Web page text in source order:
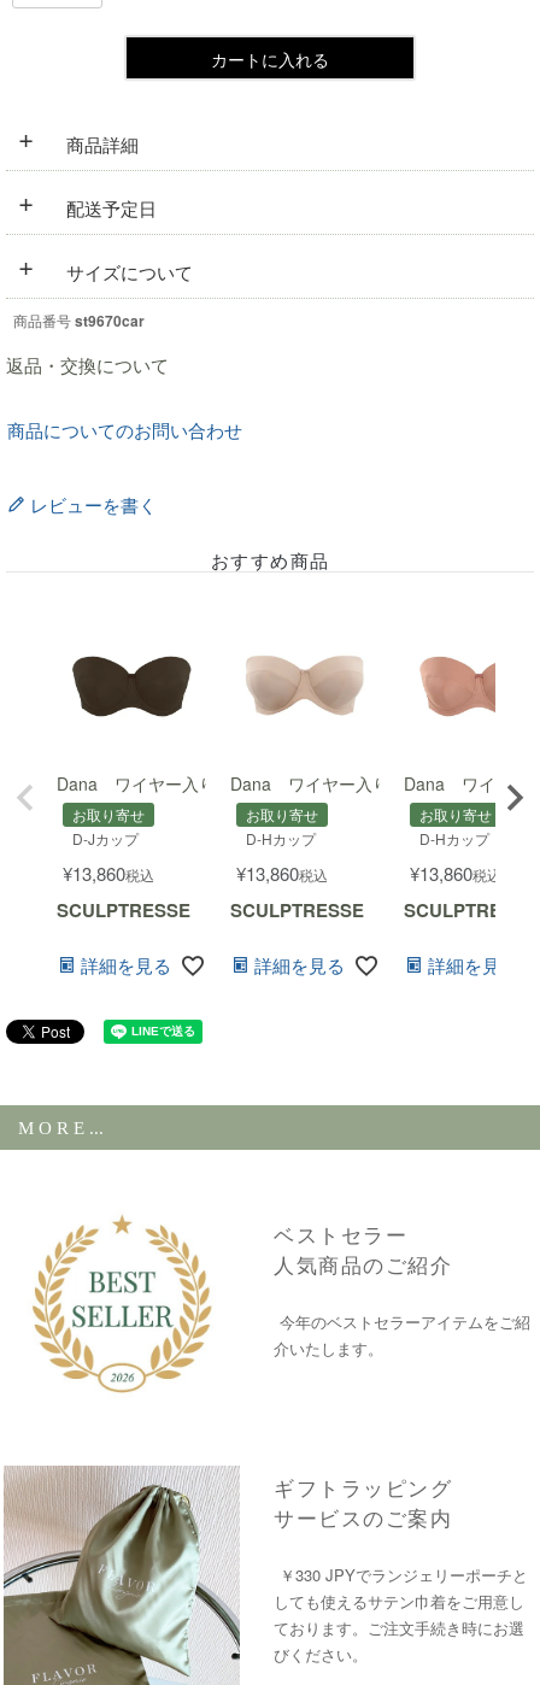
カートに入れる
+ 商品詳細
+ 配送予定日
+ サイズについて
商品番号st9670car
返品・交換について
商品についてのお問い合わせ
レビューを書く
おすすめ商品
Dana ワイヤー入りストラップレスブラ
お取り寄せ
D-Jカップ
¥13,860税込
SCULPTRESSE
詳細を見る
Dana ワイヤー入りストラップレスブラ
お取り寄せ
D-Hカップ
¥13,860税込
SCULPTRESSE
詳細を見る
Dana ワイヤー
お取り寄せ
D-Hカップ
¥13,860税込
SCULPTRESSE
詳細を見る
M O R E ...
ベストセラー
人気商品のご紹介
今年のベストセラーアイテムをご紹
介いたします。
ギフトラッピング
サービスのご案内
￥330 JPYでランジェリーポーチと
しても使えるサテン巾着をご用意し
ております。ご注文手続き時にお選
びください。